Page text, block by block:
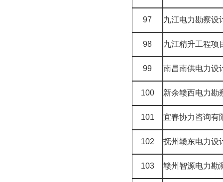
97 九江电力勘察设
98 九江精升工程项
99 南昌南供电力设
100 新余赣西电力勘
101 宜春协力咨询有
102 抚州赣东电力设
103 赣州智源电力勘